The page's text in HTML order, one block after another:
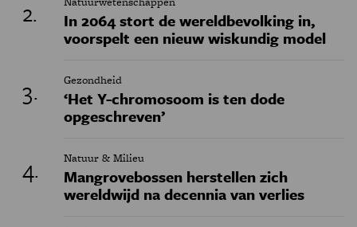
In 2064 stort de wereldbevolking in,
voorspelt een nieuw wiskundig model
Gezondheid
‘Het Y-chromosoom is ten dode
opgeschreven’
Natuur & Milieu
Mangrovebossen herstellen zich
wereldwijd na decennia van verlies